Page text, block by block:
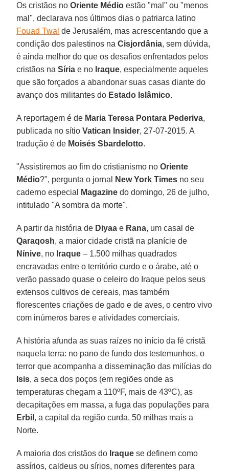
Os cristãos noOriente Médio estão "mal" ou "menos
mal", declarava nos últimos dias o patriarca latino
Fouad Twal de Jerusalém, mas acrescentando que a
condição dos palestinos naCisjordânia, sem dúvida,
é ainda melhor do que os desafios enfrentados pelos
cristãos naSíria e no Iraque, especialmente aqueles
que são forçados a abandonar suas casas diante do
avanço dos militantes do Estado Islâmico.
A reportagem é de Maria Teresa Pontara Pederiva,
publicada no sítioVatican Insider, 27-07-2015. A
tradução é de Moisés Sbardelotto.
"Assistiremos ao fim do cristianismo noOriente
Médio?", pergunta o jornal New York Times no seu
caderno especial
Magazine do domingo, 26 de julho,
intitulado "A sombra da morte".
A partir da história de Diyaa e Rana, um casal de
Qaraqosh, a maior cidade cristã na planície de
Nínive, no Iraque – 1.500 milhas quadrados
encravadas entre o território curdo e o árabe, até o
verão passado quase o celeiro do Iraque pelos seus
extensos cultivos de cereais, mas também
florescentes criações de gado e de aves, o centro vivo
com inúmeros bares e atividades comerciais.
A história afunda as suas raízes no início da fé cristã
naquela terra: no pano de fundo dos testemunhos, o
terror que acompanha a disseminação das milícias do
Isis, a seca dos poços (em regiões onde as
temperaturas chegam a 110ºF, mais de 43ºC), as
decapitações em massa, a fuga das populações para
Erbil , a capital da região curda, 50 milhas mais a
Norte.
A maioria dos cristãos do Iraque se definem como
assírios, caldeus ou sírios, nomes diferentes para